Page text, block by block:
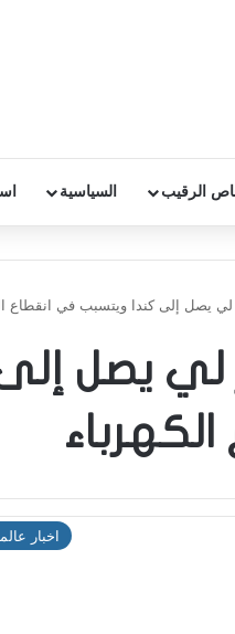
الرقيب السياسية
لي يصل إلى كندا ويتسبب في انقطاع
لي يصل
الكهرباء
اخبار